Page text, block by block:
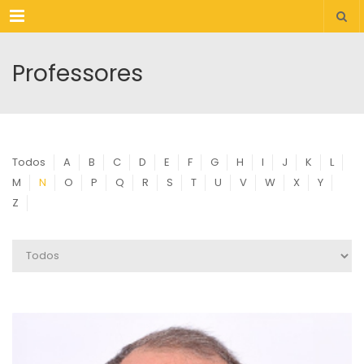
Menu
Professores
Todos A B C D E F G H I J K
L
M
N O P Q R S T U V W X
Y
Z